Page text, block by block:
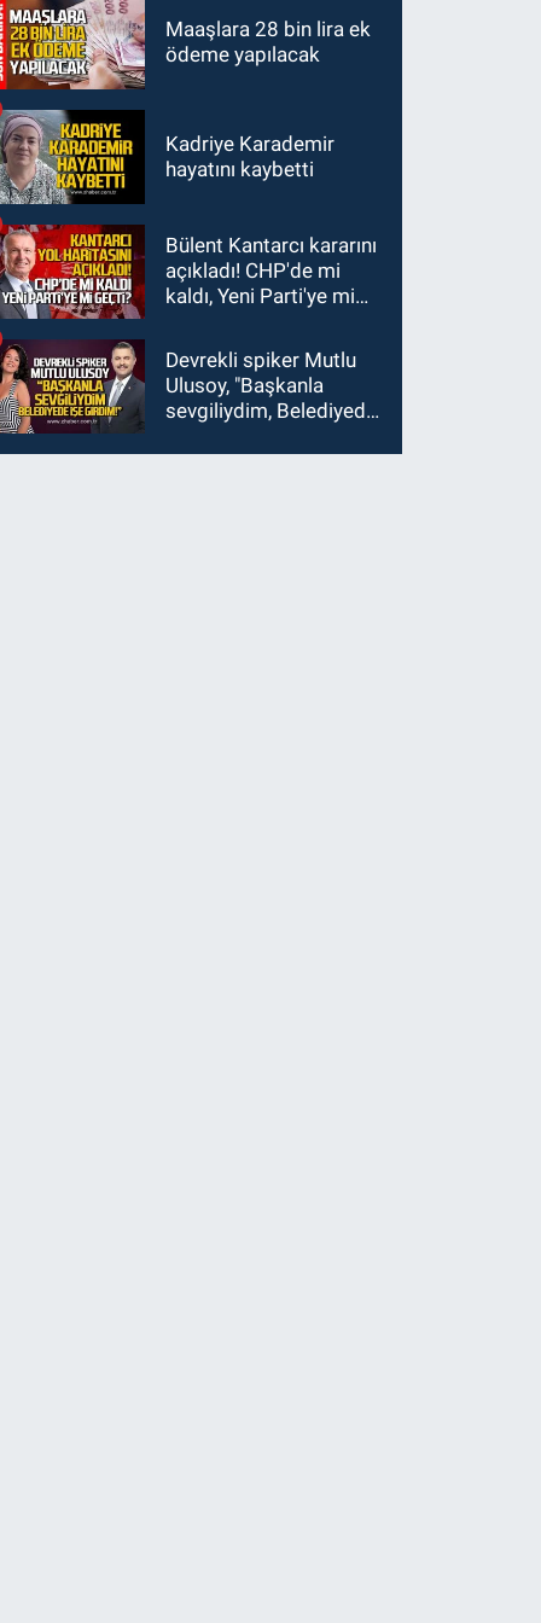
var
Maaşlara 28 bin lira ek
ödeme yapılacak
Kadriye Karademir
hayatını kaybetti
Bülent Kantarcı kararını
açıkladı! CHP'de mi
kaldı, Yeni Parti'ye mi
Devrekli spiker Mutlu
Ulusoy, "Başkanla
sevgiliydim, Belediyede